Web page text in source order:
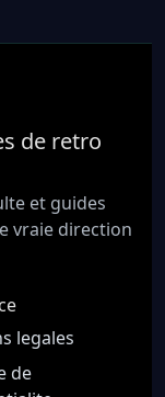
de retro
et guides
vraie direction
legales
de